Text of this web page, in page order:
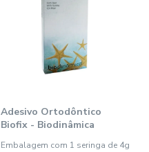
Adesivo Ortodôntico
Biofix - Biodinâmica
Embalagem com 1 seringa de 4g